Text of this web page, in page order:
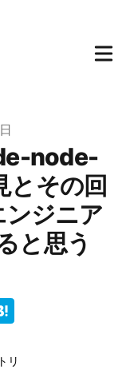
node-
とその回
ジニア
と思う
リ